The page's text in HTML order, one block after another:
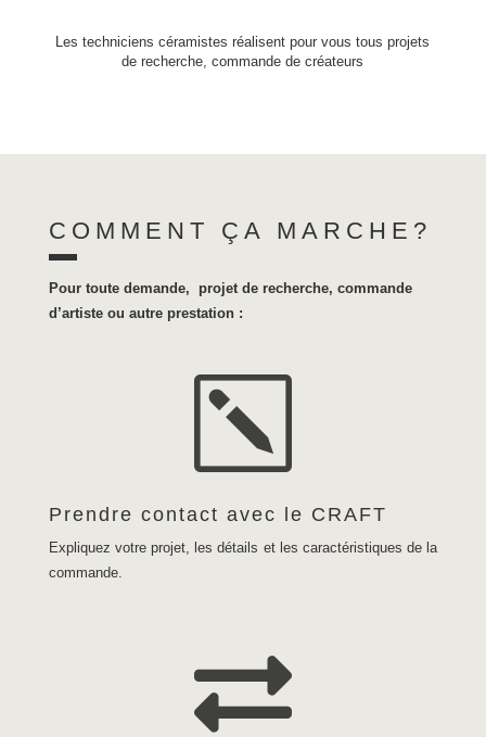
Les techniciens céramistes réalisent pour vous tous projets
de recherche, commande de créateurs
COMMENT ÇA MARCHE?
Pour toute demande, projet de recherche, commande
d’artiste ou autre prestation :
k
Prendre contact avec le CRAFT
Expliquez votre projet, les détails et les caractéristiques de la
commande.
